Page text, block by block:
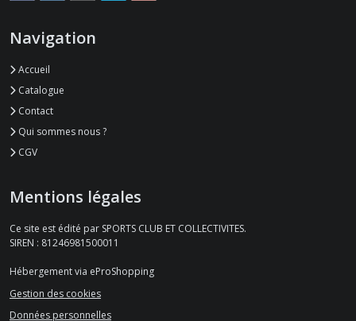
Navigation
Accueil
Catalogue
Contact
Qui sommes nous ?
CGV
Mentions légales
Ce site est édité par SPORTS CLUB ET COLLECTIVITES.
SIREN : 81246981500011
Hébergement via eProShopping
Gestion des cookies
Données personnelles